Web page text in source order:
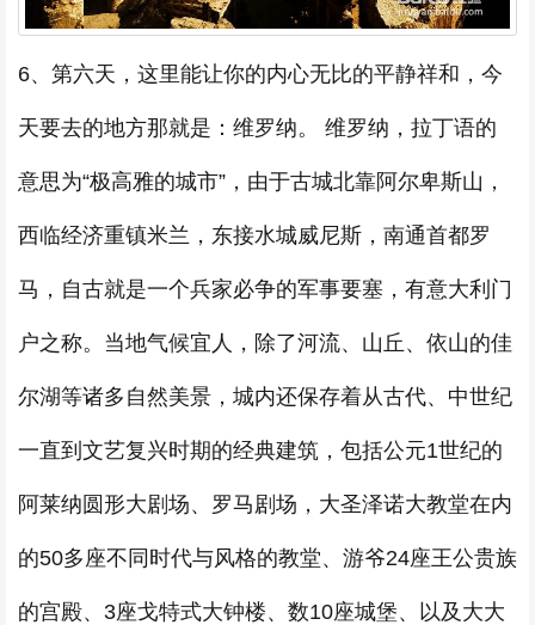
6、第六天，这里能让你的内心无比的平静祥和，今
天要去的地方那就是：维罗纳。 维罗纳，拉丁语的
意思为“极高雅的城市”，由于古城北靠阿尔卑斯山，
西临经济重镇米兰，东接水城威尼斯，南通首都罗
马，自古就是一个兵家必争的军事要塞，有意大利门
户之称。当地气候宜人，除了河流、山丘、依山的佳
尔湖等诸多自然美景，城内还保存着从古代、中世纪
一直到文艺复兴时期的经典建筑，包括公元1世纪的
阿莱纳圆形大剧场、罗马剧场，大圣泽诺大教堂在内
的50多座不同时代与风格的教堂、游爷24座王公贵族
的宫殿、3座戈特式大钟楼、数10座城堡、以及大大